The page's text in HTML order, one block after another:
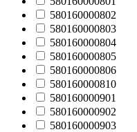
580160000802
580160000803
580160000804
580160000805
580160000806
580160000810
580160000901
580160000902
580160000903